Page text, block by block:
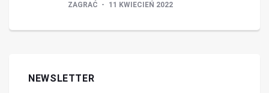
ZAGRAĆ 11 KWIECIEŃ 2022
NEWSLETTER